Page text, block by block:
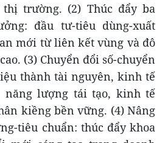
trường. (2) Thúc đẩy ba
đầu tư-tiêu dùng-xuất
mới từ liên kết vùng và đô
(3) Chuyển đổi số-chuyển
thành tài nguyên, kinh tế
năng lượng tái tạo, kinh tế
kiềng bền vững. (4) Nâng
tiêu chuẩn: thúc đẩy khoa